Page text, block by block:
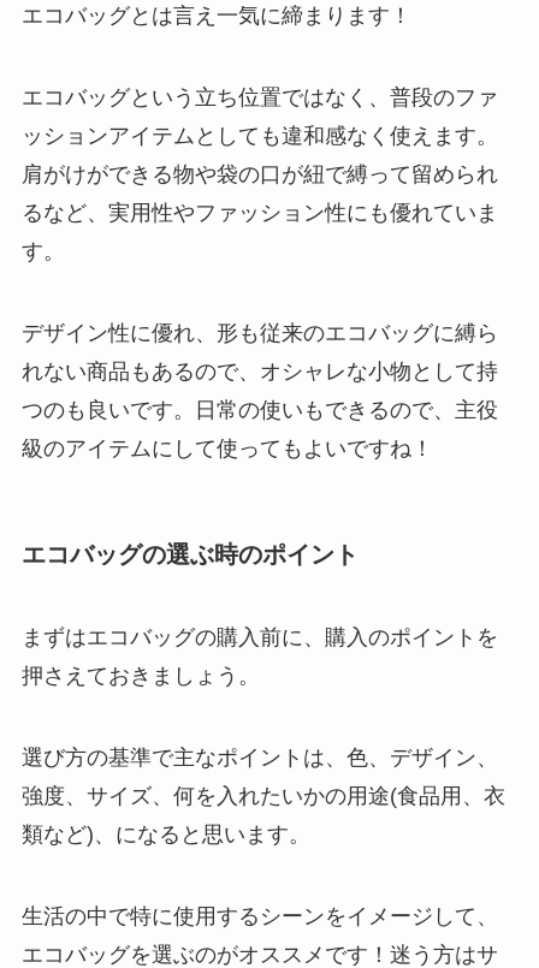
エコバッグとは言え一気に締まります！
エコバッグという立ち位置ではなく、普段のファ
ッションアイテムとしても違和感なく使えます。
肩がけができる物や袋の口が紐で縛って留められ
るなど、実用性やファッション性にも優れていま
す。
デザイン性に優れ、形も従来のエコバッグに縛ら
れない商品もあるので、オシャレな小物として持
つのも良いです。日常の使いもできるので、主役
級のアイテムにして使ってもよいですね！
エコバッグの選ぶ時のポイント
まずはエコバッグの購入前に、購入のポイントを
押さえておきましょう。
選び方の基準で主なポイントは、色、デザイン、
強度、サイズ、何を入れたいかの用途(食品用、衣
類など)、になると思います。
生活の中で特に使用するシーンをイメージして、
エコバッグを選ぶのがオススメです！迷う方はサ